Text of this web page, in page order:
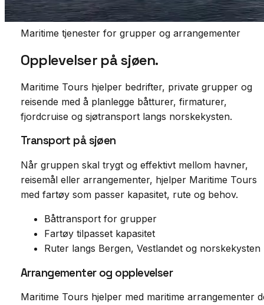
Maritime tjenester for grupper og arrangementer
Opplevelser påsjøen.
Maritime Tours hjelper bedrifter, private grupper og
reisende med å planlegge båtturer, firmaturer,
fjordcruise og sjøtransport langs norskekysten.
Transport på sjøen
Når gruppen skal trygt og effektivt mellom havner,
reisemål eller arrangementer, hjelper Maritime Tours
med fartøy som passer kapasitet, rute og behov.
Båttransport for grupper
Fartøy tilpasset kapasitet
Ruter langs Bergen, Vestlandet og norskekysten
Arrangementer og opplevelser
Maritime Tours hjelper med maritime arrangementer